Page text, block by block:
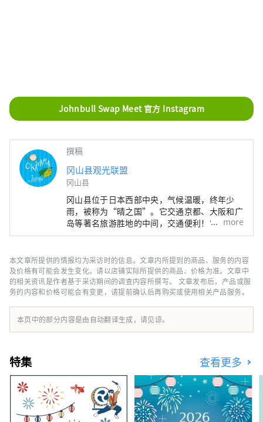
Johnbull Swap Meet 官方 Instagram
撰稿
冈山县观光联盟
冈山县
冈山县位于日本西部中央，气候温暖，终年少
雨，被称为“晴之国”。它交通京都、大阪和广
岛等著名旅游胜地的中间，交通便利！它也是经
由濑户通往四国的门户。 冈山县也被称为“水
水果，无论甜度、香气还是风味，都是最高品质
的。 您可以品尝白桃、麝香葡萄、先锋葡萄等
时令水果！ 冈山还拥有世界级的旅游景点，包
括冈山城、日本三大名园之一的冈山后乐园以及
拥有历史、文化和艺术的仓敷美观地区！
more
本文章所提供的情报均为采访时的信息。文章内所提到的商品、服务的内容
及价格有可能会发生变化。请以店铺实际所提供的商品、价格为准。文章中
的相关资讯是作者基于采访期间的调查内容所撰写。 文章发布后，产品或服
务的内容和价格可能会有变更，请提前确认后再购买或使用相关产品服务。
本页中的部分内容是由自动翻译生成，请见谅。
特集 查看更多